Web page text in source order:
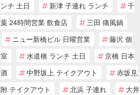
ンチ 土日
新津 子連れ ランチ
千
葉 24時間営業 飲食店
三田 痛風鍋
ニュー新橋ビル 日曜営業
藤沢 個
室
水道橋 ランチ 土日
京橋 日本
酒
中野坂上 テイクアウト
赤坂見
附 テイクアウト
北浜 子連れ
大井